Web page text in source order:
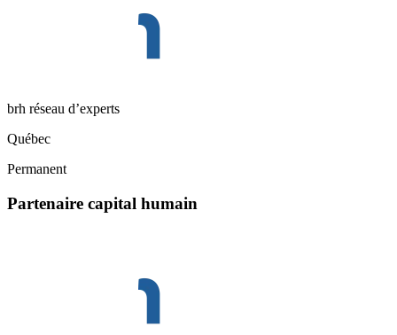
brh réseau d’experts
Québec
Permanent
Partenaire capital humain